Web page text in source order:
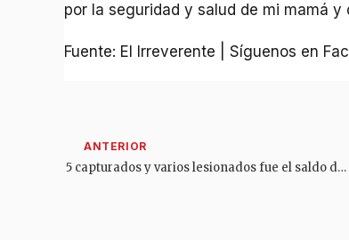
por la seguridad y salud de mi mamá y
Fuente: El Irreverente | Síguenos en
5 capturados y varios lesionados fue el saldo de la batalla campal frente a la Secretaría de Movilidad